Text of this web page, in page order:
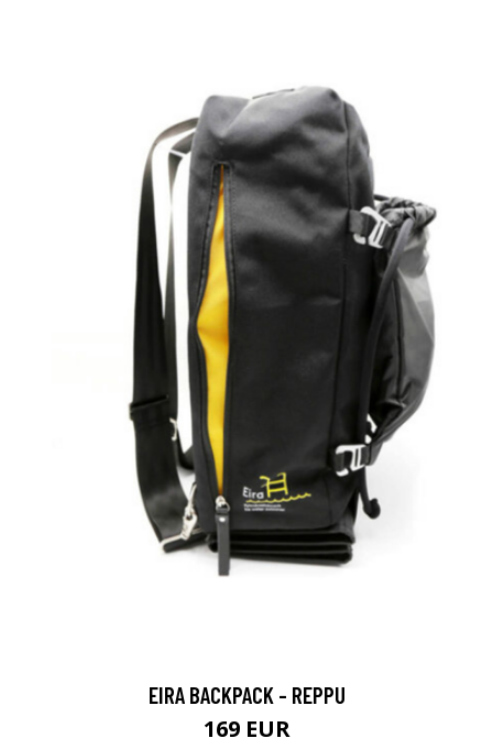
EIRA BACKPACK - REPPU
169 EUR